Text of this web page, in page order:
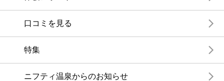
口コミを見る
特集
ニフティ温泉からのお知らせ